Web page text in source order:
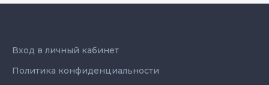
Вход в личный кабинет
Политика конфиденциальности